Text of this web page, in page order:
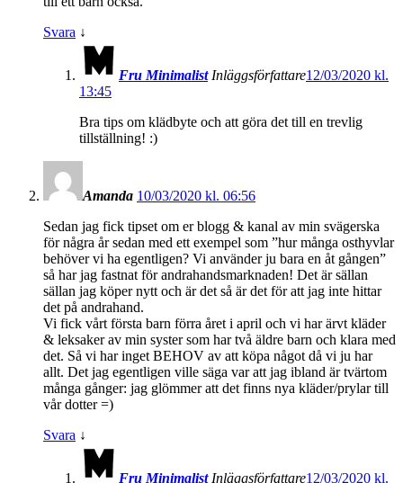
Svara ↓
Fru Minimalist Inläggsförfattare12/03/2020 kl.
13:45
Bra tips om klädbyte och att göra det till en trevlig
tillställning! :)
Amanda 10/03/2020 kl. 06:56
Sedan jag fick tipset om er blogg & kanal av min svägerska
för några år sedan med ett exempel som ”hur många osthyvlar
behöver vi ha egentligen? Vi använder ju bara en åt gången”
så har jag fastnat för andrahandsmarknaden! Det är sällan
sällan jag köper nytt och är det så är det för att jag inte hittar
det på andrahand.
Vi fick vårt första barn förra året i april och vi har ärvt kläder
& leksaker av min syster som har två äldre barn och klara med
det. Så vi har inget BEHOV av att köpa något då vi ju har
allt. Det jag egentligen ville säga var att jag ibland är tvärtom
många gånger: jag glömmer att det finns nya kläder/prylar till
vår dotter =)
Svara ↓
Fru Minimalist Inläggsförfattare12/03/2020 kl.